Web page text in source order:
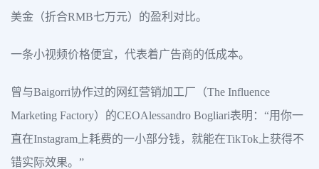
美金（折合RMB七万元）的盈利对比。
一条小视频价格便宜，代表着广告商的低成本。
曾与Baigorri协作过的网红营销加工厂（The Influence
Marketing Factory）的CEOAlessandro Bogliari表明：“用你一
直在Instagram上耗费的一小部分钱，就能在TikTok上获得不
错实际效果。”